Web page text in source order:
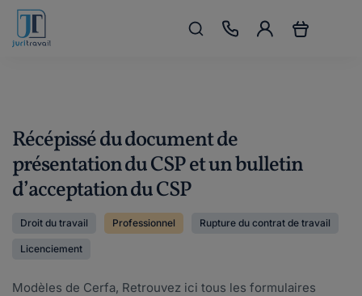
Récépissé du document de
présentation du CSP et un bulletin
d’acceptation du CSP
Droit du travail Professionnel Rupture du contrat de travail
Licenciement
Modèles de Cerfa, Retrouvez ici tous les formulaires